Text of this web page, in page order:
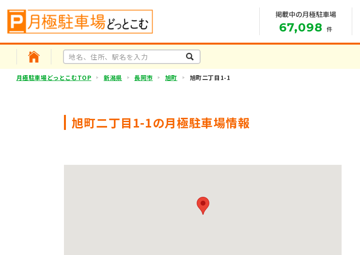
掲載中の月極駐車場
67,098 件
月極駐車場どっとこむTOP 新潟県 長岡市 旭町 旭町二丁目1-1
旭町二丁目1-1の月極駐車場情報